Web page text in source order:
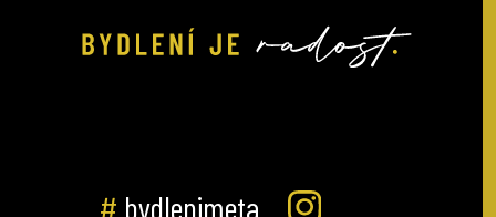
# bydlenimeta